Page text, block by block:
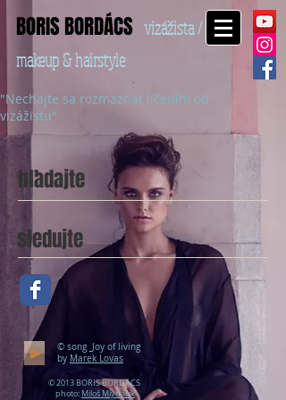
BORIS BORDÁCS vizážista /
makeup & hairstyle
"Nechajte sa rozmaznať líčením od
vizážistu"
hľadajte
sledujte
© song Joy of living
by Marek Lovas
© 2013 BORIS BORDÁCS
photo: Miloš Mlynárik